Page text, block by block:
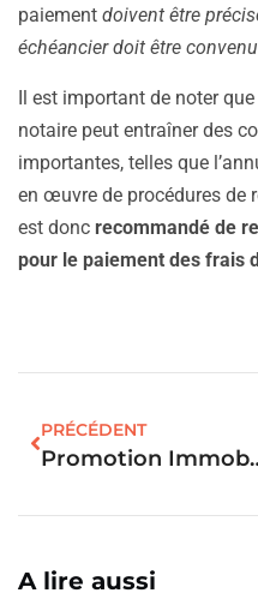
paiement doivent être
échéancier doit être
Il est important de noter
notaire peut entraîner des
importantes, telles que
en œuvre de procédures de
est donc recommandé de
pour le paiement des frais
PRÉCÉDENT
Promotion
A lire aussi